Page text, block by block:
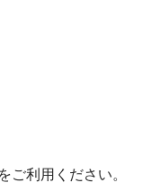
利用ください。